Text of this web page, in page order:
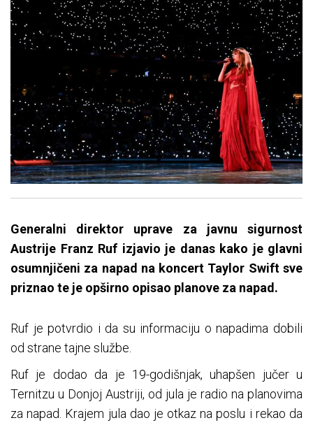
Generalni direktor uprave za javnu sigurnost
Austrije Franz Ruf izjavio je danas kako je glavni
osumnjičeni za napad na koncert Taylor Swift sve
priznao te je opširno opisao planove za napad.
Ruf je potvrdio i da su informaciju o napadima dobili
od strane tajne službe.
Ruf je dodao da je 19-godišnjak, uhapšen jučer u
Ternitzu u Donjoj Austriji, od jula je radio na planovima
za napad. Krajem jula dao je otkaz na poslu i rekao da